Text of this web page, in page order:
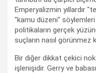
Emperyalizmin yıllardır
"kamu düzeni"
politikaların gerçek
suçların nasıl görünmez
Bir diğer dikkat çekici
işlenişidir. Gerry ve